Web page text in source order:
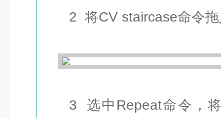
2 将CV staircase命令
3 选中Repeat命令，